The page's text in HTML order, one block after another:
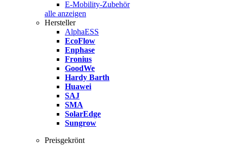
E-Mobility-Zubehör
alle anzeigen
Hersteller
AlphaESS
EcoFlow
Enphase
Fronius
GoodWe
Hardy Barth
Huawei
SAJ
SMA
SolarEdge
Sungrow
Preisgekrönt